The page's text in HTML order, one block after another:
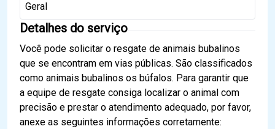
Geral
Detalhes do serviço
Você pode solicitar o resgate de animais bubalinos
que se encontram em vias públicas. São classificados
como animais bubalinos os búfalos. Para garantir que
a equipe de resgate consiga localizar o animal com
precisão e prestar o atendimento adequado, por favor,
anexe as seguintes informações corretamente: